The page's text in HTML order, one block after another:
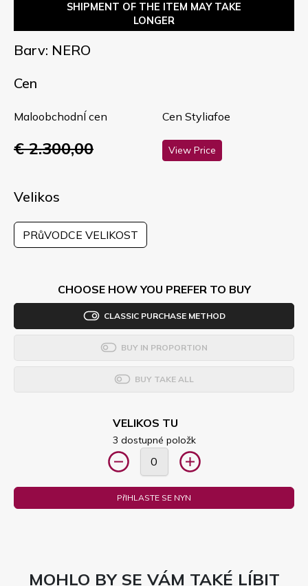
SHIPMENT OF THE ITEM MAY TAKE
LONGER
Barv: NERO
Cen
MaloobchodnÍ cen
€ 2.300,00
Cen Styliafoe
View Price
Velikos
PRůVODCE VELIKOST
CHOOSE HOW YOU PREFER TO BUY
CLASSIC PURCHASE METHOD
BUY IN PROPORTION
BUY TAKE ALL
VELIKOS TU
3 dostupné položk
PřIHLASTE SE NYN
MOHLO BY SE VÁM TAKÉ LÍBIT